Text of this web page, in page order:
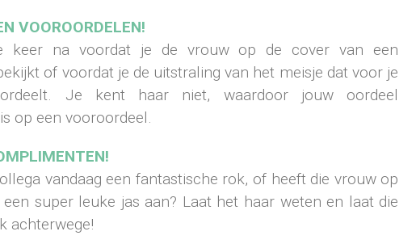
VOOROORDELEN!
keer na voordat je de vrouw op de cover van een
of voordat je de uitstraling van het meisje dat voor je
Je kent haar niet, waardoor jouw oordeel
op een vooroordeel.
vandaag een fantastische rok, of heeft die vrouw op
super leuke jas aan? Laat het haar weten en laat die
achterwege!